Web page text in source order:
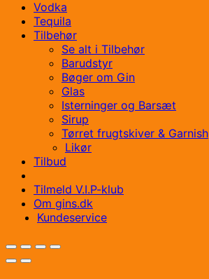
Vodka
Tequila
Tilbehør
Se alt i Tilbehør
Barudstyr
Bøger om Gin
Glas
Isterninger og Barsæt
Sirup
Tørret frugtskiver & Garnish
Likør
Tilbud
Tilmeld V.I.P-klub
Om gins.dk
Kundeservice